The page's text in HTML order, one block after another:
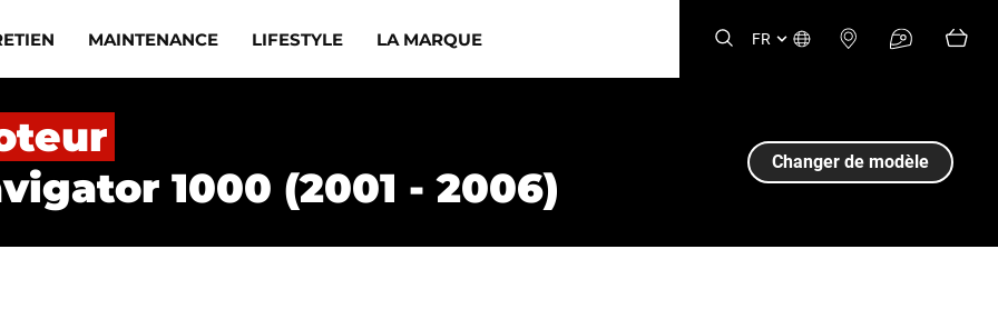
MAINTENANCE LIFESTYLE LA MARQUE FR
1000 (2001 - 2006)
Changer de modèle